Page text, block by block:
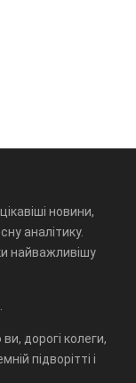
новини,
аналітику.
найважливішу
дорогі колеги,
підворітті і